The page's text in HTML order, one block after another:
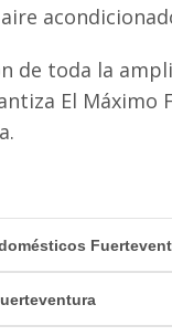
de toda la
El